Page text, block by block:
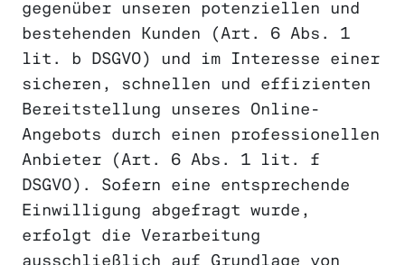
gegenüber unseren potenziellen und
bestehenden Kunden (Art. 6 Abs. 1
lit. b DSGVO) und im Interesse einer
sicheren, schnellen und effizienten
Bereitstellung unseres Online-
Angebots durch einen professionellen
Anbieter (Art. 6 Abs. 1 lit. f
DSGVO). Sofern eine entsprechende
Einwilligung abgefragt wurde,
erfolgt die Verarbeitung
ausschließlich auf Grundlage von